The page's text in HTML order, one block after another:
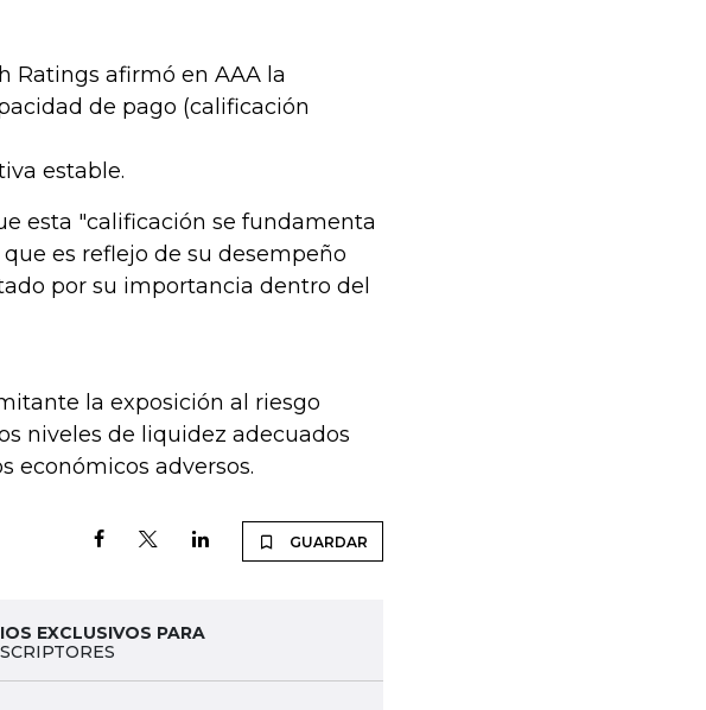
Ratings afirmó en AAA la
de pago (calificación
estable.
esta "calificación se fundamenta
es reflejo de su desempeño
por su importancia dentro del
la exposición al riesgo
niveles de liquidez adecuados
económicos adversos.
GUARDAR
EXCLUSIVOS PARA